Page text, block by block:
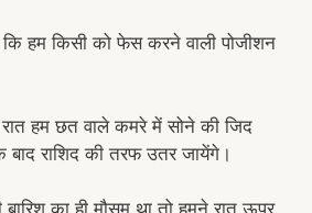
हम किसी को फेस करने वाली पोजीशन
रात हम छत वाले कमरे में सोने की जिद
राशिद की तरफ उतर जायेंगे।
का ही मौसम था तो हमने रात ऊपर